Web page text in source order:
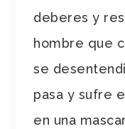
deberes y
hombre que
se
pasa y sufre
en una